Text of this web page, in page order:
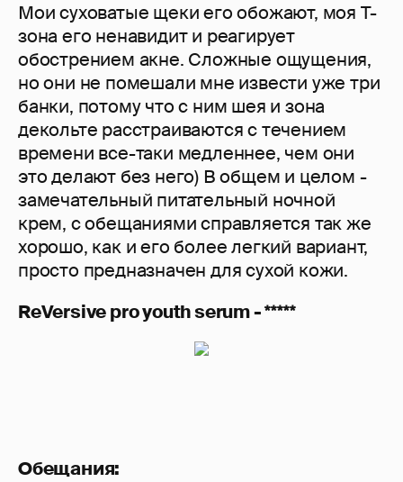
Мои суховатые щеки его обожают, моя Т-
зона его ненавидит и реагирует
обострением акне. Сложные ощущения,
но они не помешали мне извести уже три
банки, потому что с ним шея и зона
декольте расстраиваются с течением
времени все-таки медленнее, чем они
это делают без него) В общем и целом -
замечательный питательный ночной
крем, с обещаниями справляется так же
хорошо, как и его более легкий вариант,
просто предназначен для сухой кожи.
ReVersive pro youth serum - *****
Обещания: